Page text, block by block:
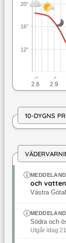
12°
16°
20°
↓
2.6
↓
2.9
10-DYGNS
och
Västra
Södra och
Utgår idag